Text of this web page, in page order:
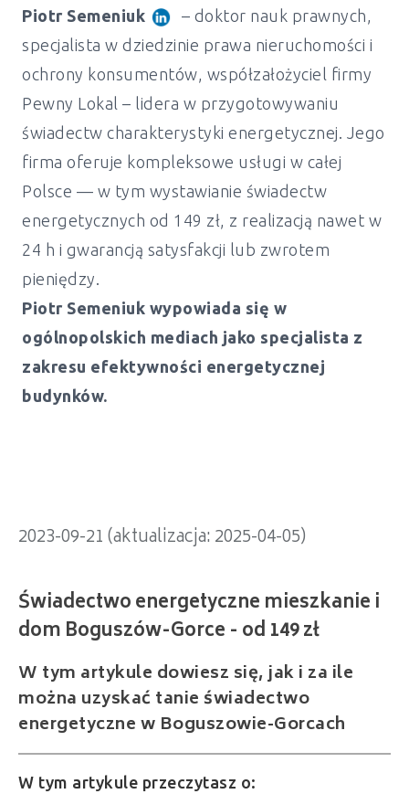
Piotr Semeniuk
– doktor nauk prawnych,
specjalista w dziedzinie prawa nieruchomości i
ochrony konsumentów, współzałożyciel firmy
Pewny Lokal – lidera w przygotowywaniu
świadectw charakterystyki energetycznej. Jego
firma oferuje kompleksowe usługi w całej
Polsce — w tym wystawianie świadectw
energetycznych od 149 zł, z realizacją nawet w
24 h i gwarancją satysfakcji lub zwrotem
pieniędzy.
Piotr Semeniuk wypowiada się w
ogólnopolskich mediach jako specjalista z
zakresu efektywności energetycznej
budynków.
2023-09-21 (aktualizacja: 2025-04-05)
Świadectwo energetyczne mieszkanie i
W tym artykule dowiesz się, jak i za ile
można uzyskać tanie świadectwo
energetyczne w Boguszowie-Gorcach
W tym artykule przeczytasz o: